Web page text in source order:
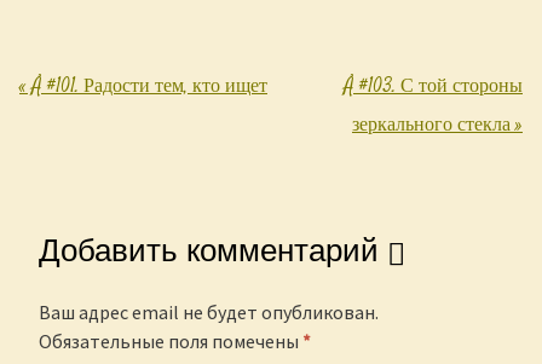
Post navigation
«Å #101. Радости тем, кто ищет
Å #103. С той стороны
зеркального стекла»
Добавить комментарий
Ваш адрес email не будет опубликован.
Обязательные поля помечены *